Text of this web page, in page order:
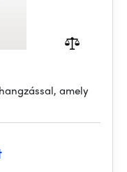
amely